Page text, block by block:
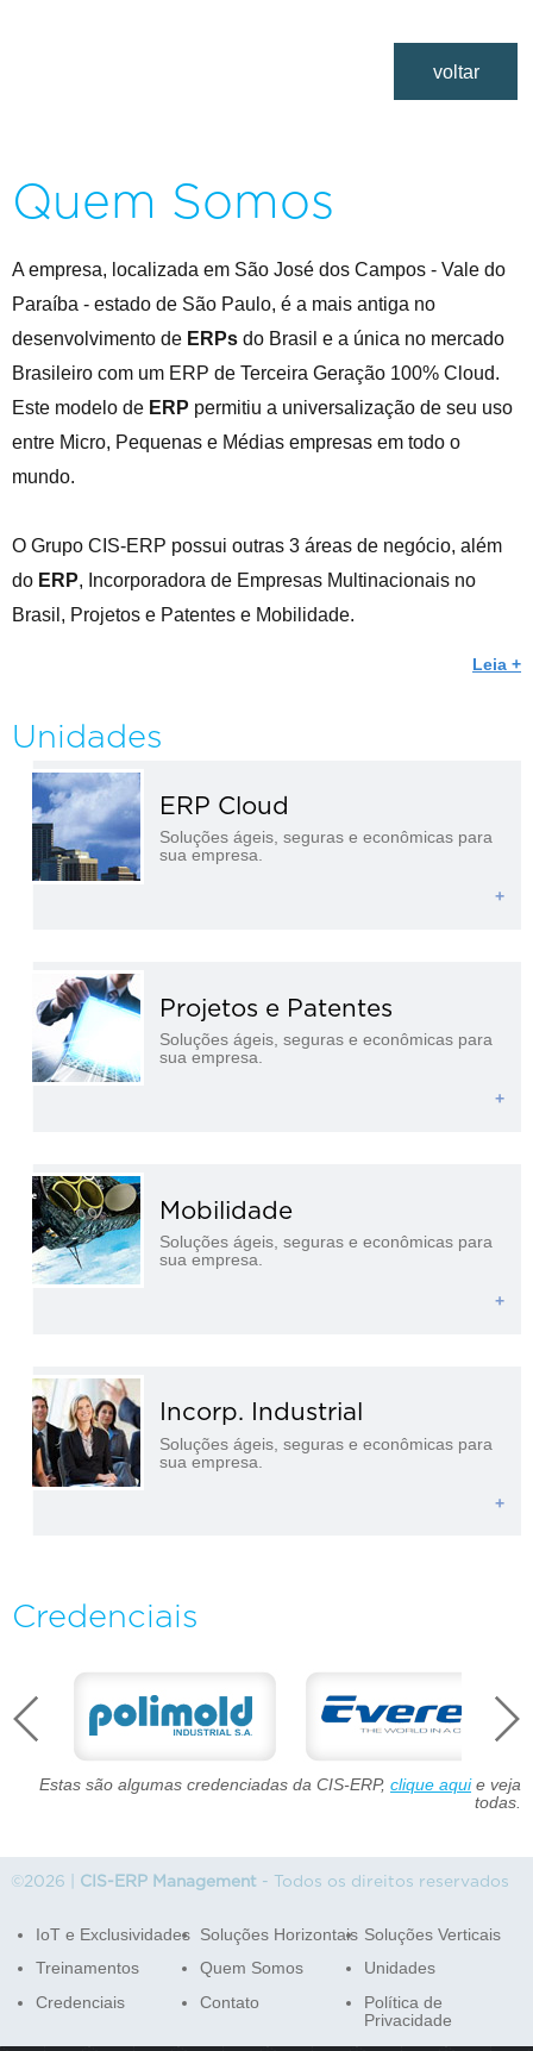
voltar
Quem Somos
A empresa, localizada em São José dos Campos - Vale do
Paraíba - estado de São Paulo, é a mais antiga no
desenvolvimento de ERPsdo Brasil e a única no mercado
Brasileiro com um ERP de Terceira Geração 100% Cloud.
Este modelo de ERP permitiu a universalização de seu uso
entre Micro, Pequenas e Médias empresas em todo o
mundo.
O Grupo CIS-ERP possui outras 3 áreas de negócio, além
do ERP, Incorporadora de Empresas Multinacionais no
Brasil, Projetos e Patentes e Mobilidade.
Leia +
Unidades
ERP Cloud
Soluções ágeis, seguras e econômicas para
sua empresa.
+
Projetos e Patentes
Soluções ágeis, seguras e econômicas para
sua empresa.
+
Mobilidade
Soluções ágeis, seguras e econômicas para
sua empresa.
+
Incorp. Industrial
Soluções ágeis, seguras e econômicas para
sua empresa.
+
Credenciais
Estas são algumas credenciadas da CIS-ERP,clique aquie veja
todas.
©2026 | CIS-ERP Management- Todos os direitos reservados
IoT e Exclusividades Soluções Horizontais Soluções Verticais
Treinamentos
Quem Somos
Unidades
Credenciais
Contato
Política de
Privacidade